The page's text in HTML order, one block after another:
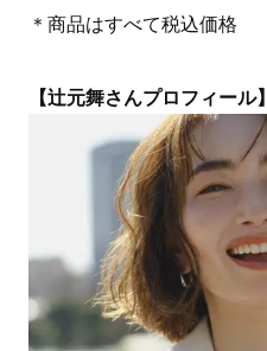
＊商品はすべて税込価格
【辻元舞さんプロフィール】